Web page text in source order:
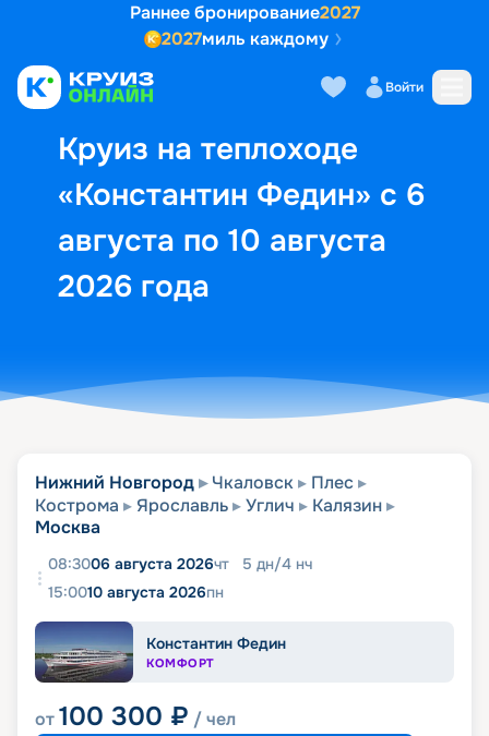
Раннее бронирование2027
2027миль каждому
Войти
Круиз на теплоходе
«Константин Федин» с 6
августа по 10 августа
2026 года
Выбор кают Маршрут и
Нижний Новгород Чкаловск
Плес
Кострома
Ярославль Углич
Калязин
Москва
08:3006 августа 2026чт 5 дн/4 нч
15:0010 августа 2026пн
Константин Федин
КОМФОРТ
от100 300 ₽ / чел